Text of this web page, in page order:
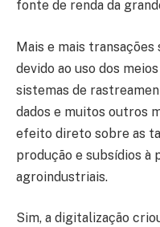
fonte de renda da
Mais e mais
devido ao uso dos
sistemas de
dados e muitos outros
efeito direto sobre as
produção e subsídios à
agroindustriais.
Sim, a digitalização